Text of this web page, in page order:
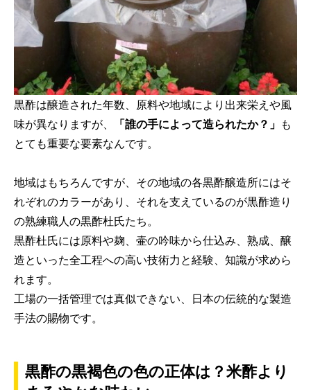
黒酢は醸造された年数、原料や地域により出来栄えや風
味が異なりますが、
「誰の手によって造られたか？」 も
とても重要な要素なんです。
地域はもちろんですが、その地域の各黒酢醸造所にはそ
れぞれのカラーがあり、それを支えているのが黒酢造り
の熟練職人の黒酢杜氏たち。
黒酢杜氏には原料や麹、壷の吟味から仕込み、熟成、醸
造といった全工程への高い技術力と経験、知識が求めら
れます。
工場の一括管理では真似できない、日本の伝統的な製造
手法の賜物です。
黒酢の黒褐色の色の正体は？米酢より